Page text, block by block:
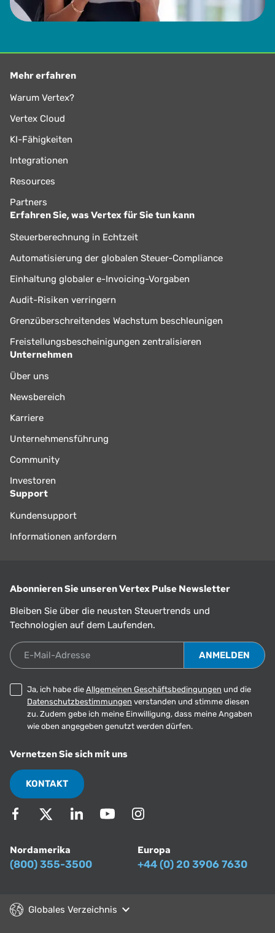
Mehr erfahren
Warum Vertex?
Vertex Cloud
KI-Fähigkeiten
Integrationen
Resources
Partners
Erfahren Sie, was Vertex für Sie tun kann
Steuerberechnung in Echtzeit
Automatisierung der globalen Steuer-Compliance
Einhaltung globaler e-Invoicing-Vorgaben
Audit-Risiken verringern
Grenzüberschreitendes Wachstum beschleunigen
Freistellungsbescheinigungen zentralisieren
Unternehmen
Über uns
Newsbereich
Karriere
Unternehmensführung
Community
Investoren
Support
Kundensupport
Informationen anfordern
Abonnieren Sie unseren Vertex Pulse Newsletter
Bleiben Sie über die neusten Steuertrends und
Technologien auf dem Laufenden.
E-Mail-Adresse
Ja, ich habe die Allgemeinen Geschäftsbedingungen und die
Datenschutzbestimmungen verstanden und stimme diesen
zu. Zudem gebe ich meine Einwilligung, dass meine Angaben
wie oben angegeben genutzt werden dürfen.
Vernetzen Sie sich mit uns
KONTAKT
Nordamerika
(800) 355-3500
Europa
+44 (0) 20 3906 7630
Globales Verzeichnis